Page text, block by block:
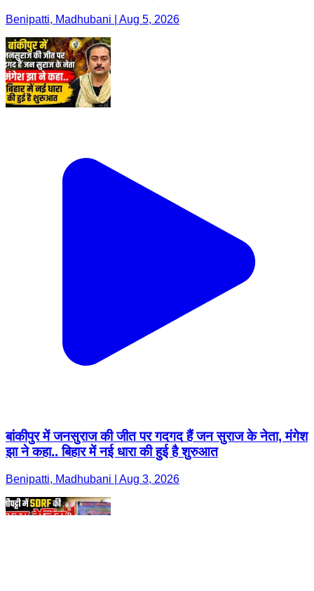
Benipatti, Madhubani | Aug 5, 2026
बांकीपुर में जनसुराज की जीत पर गदगद हैं जन सुराज के नेता, मंगेश
झा ने कहा.. बिहार में नई धारा की हुई है शुरुआत
Benipatti, Madhubani | Aug 3, 2026